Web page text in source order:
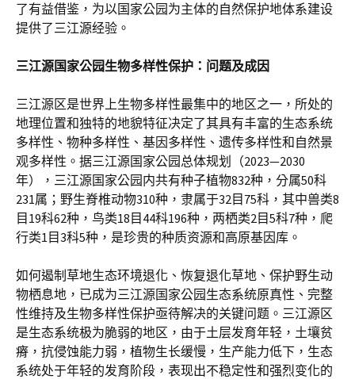
了有益借鉴，为以国家公园为主体的自然保护地体系建设
提供了三江源经验。
三江源国家公园生物多样性保护：问题及成因
三江源区是世界上生物多样性最集中的地区之一，所处的
地理位置和独特的地貌特征决定了其具有丰富的生态系统
多样性、物种多样性、基因多样性、遗传多样性和自然景
观多样性。据三江源国家公园总体规划（2023—2030
年），三江源国家公园内共有种子植物832种，分属50科
231属；野生脊椎动物310种，隶属于32目75科，其中兽类8
目19科62种，鸟类18目44科196种，两栖类2目5科7种，爬
行类1目3科5种，是珍贵的种质资源和高原基因库。
如何遏制草地生态环境退化、恢复退化草地、保护野生动
物栖息地，已成为三江源国家公园生态系统原真性、完整
性维持及生物多样性保护亟待解决的关键问题。三江源区
是生态系统极为脆弱的地区，由于土层发育年轻，土壤贫
瘠，抗侵蚀能力弱，植物生长缓慢，生产能力低下，生态
系统处于年轻的发育阶段，表现出不稳定性和强烈变化的